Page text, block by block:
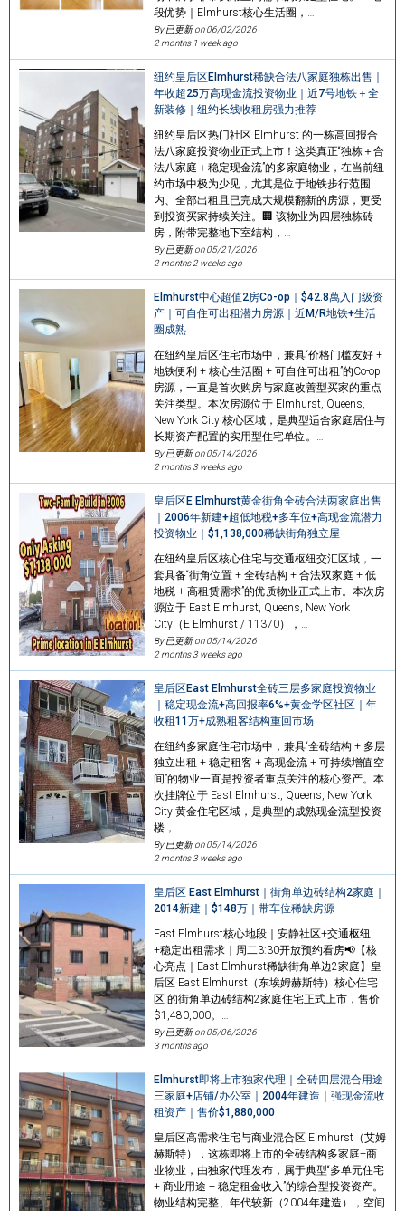
段优势｜Elmhurst核心生活圈，…
By 已更新 on06/02/2026
2 months 1 week ago
纽约皇后区Elmhurst稀缺合法八家庭独栋出售｜
年收超25万高现金流投资物业｜近7号地铁＋全
新装修｜纽约长线收租房强力推荐
纽约皇后区热门社区 Elmhurst 的一栋高回报合
法八家庭投资物业正式上市！这类真正“独栋＋合
法八家庭＋稳定现金流”的多家庭物业，在当前纽
约市场中极为少见，尤其是位于地铁步行范围
内、全部出租且已完成大规模翻新的房源，更受
到投资买家持续关注。🏢 该物业为四层独栋砖
房，附带完整地下室结构，…
By 已更新 on05/21/2026
2 months 2 weeks ago
Elmhurst中心超值2房Co-op｜$42.8萬入门级资
产｜可自住可出租潜力房源｜近M/R地铁+生活
圈成熟
在纽约皇后区住宅市场中，兼具“价格门槛友好 +
地铁便利 + 核心生活圈 + 可自住可出租”的Co-op
房源，一直是首次购房与家庭改善型买家的重点
关注类型。本次房源位于 Elmhurst, Queens,
New York City 核心区域，是典型适合家庭居住与
长期资产配置的实用型住宅单位。…
By 已更新 on05/14/2026
2 months 3 weeks ago
皇后区E Elmhurst黄金街角全砖合法两家庭出售
｜2006年新建+超低地税+多车位+高现金流潜力
投资物业｜$1,138,000稀缺街角独立屋
在纽约皇后区核心住宅与交通枢纽交汇区域，一
套具备“街角位置 + 全砖结构 + 合法双家庭 + 低
地税 + 高租赁需求”的优质物业正式上市。本次房
源位于 East Elmhurst, Queens, New York
City（E Elmhurst / 11370），…
By 已更新 on05/14/2026
2 months 3 weeks ago
皇后区East Elmhurst全砖三层多家庭投资物业
｜稳定现金流+高回报率6%+黄金学区社区｜年
收租11万+成熟租客结构重回市场
在纽约多家庭住宅市场中，兼具“全砖结构 + 多层
独立出租 + 稳定租客 + 高现金流 + 可持续增值空
间”的物业一直是投资者重点关注的核心资产。本
次挂牌位于 East Elmhurst, Queens, New York
City 黄金住宅区域，是典型的成熟现金流型投资
楼，…
By 已更新 on05/14/2026
2 months 3 weeks ago
皇后区 East Elmhurst｜街角单边砖结构2家庭｜
2014新建｜$148万｜带车位稀缺房源
East Elmhurst核心地段｜安静社区+交通枢纽
+稳定出租需求｜周二3:30开放预约看房📢【核
心亮点｜East Elmhurst稀缺街角单边2家庭】皇
后区 East Elmhurst（东埃姆赫斯特）核心住宅
区 的街角单边砖结构2家庭住宅正式上市，售价
$1,480,000。…
By 已更新 on05/06/2026
3 months ago
Elmhurst即将上市独家代理｜全砖四层混合用途
三家庭+店铺/办公室｜2004年建造｜强现金流收
租资产｜售价$1,880,000
皇后区高需求住宅与商业混合区 Elmhurst（艾姆
赫斯特），这栋即将上市的全砖结构多家庭+商
业物业，由独家代理发布，属于典型“多单元住宅
+ 商业用途 + 稳定租金收入”的综合型投资资产。
物业结构完整、年代较新（2004年建造），空间